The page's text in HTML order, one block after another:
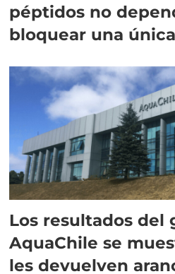
péptidos no
bloquear una
Los resultados del
AquaChile se
les devuelven